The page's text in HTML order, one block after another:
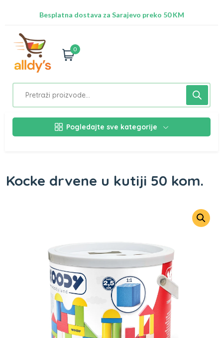
Besplatna dostava za Sarajevo preko 50 KM
0
Pogledajte sve kategorije
Kocke drvene u kutiji 50 kom.